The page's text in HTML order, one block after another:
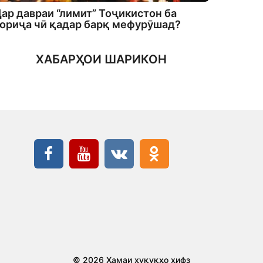
давраи “лимит” Тоҷикистон ба
чӣ қадар барқ мефурӯшад?
ХАБАРҲОИ ШАРИКОН
© 2026 Ҳамаи ҳуқуқҳо ҳифз